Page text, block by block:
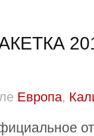
Европа,